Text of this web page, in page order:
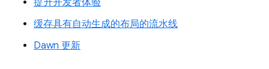
提升开发者体验
缓存具有自动生成的布局的流水线
Dawn 更新